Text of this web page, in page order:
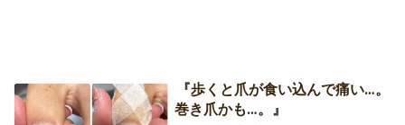
『歩くと爪が食い込んで痛い…。
巻き爪かも…。』